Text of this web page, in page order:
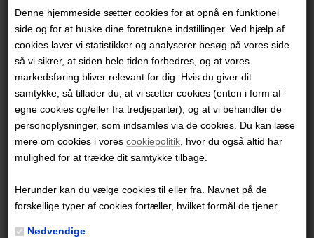
Denne hjemmeside sætter cookies for at opnå en funktionel
side og for at huske dine foretrukne indstillinger. Ved hjælp af
cookies laver vi statistikker og analyserer besøg på vores side
så vi sikrer, at siden hele tiden forbedres, og at vores
markedsføring bliver relevant for dig. Hvis du giver dit
samtykke, så tillader du, at vi sætter cookies (enten i form af
egne cookies og/eller fra tredjeparter), og at vi behandler de
personoplysninger, som indsamles via de cookies. Du kan læse
mere om cookies i vorescookiepolitik, hvor du også altid har
mulighed for at trække dit samtykke tilbage.
Herunder kan du vælge cookies til eller fra. Navnet på de
forskellige typer af cookies fortæller, hvilket formål de tjener.
Nødvendige
Ivalu
249,95 DKK
Julebestiariet – en
juleklassiker